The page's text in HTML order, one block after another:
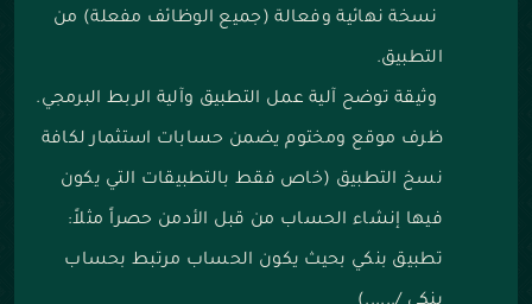
نسخة نهائية وفعالة (جميع الوظائف مفعلة) من
التطبيق.
وثيقة توضح آلية عمل التطبيق وآلية الربط البرمجي.
ظرف موقع ومختوم يضمن حسابات استثمار لكافة
نسخ التطبيق (خاص فقط بالتطبيقات التي يكون
فيها إنشاء الحساب من قبل الأدمن حصراً مثلاً:
تطبيق بنكي بحيث يكون الحساب مرتبط بحساب